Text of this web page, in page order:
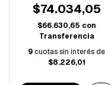
$74.034,05
$66.630,65 con
Transferencia
9cuotas sin interés de
$8.226,01